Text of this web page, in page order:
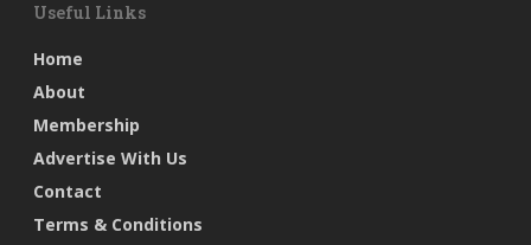
Useful Links
Home
About
Membership
Advertise With Us
Contact
Terms & Conditions